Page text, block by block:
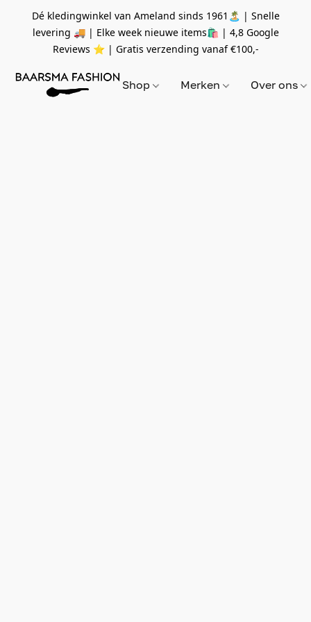
Dé kledingwinkel van Ameland sinds 1961🏝 | Snelle
levering 🚚 | Elke week nieuwe items🛍 | 4,8 Google
Reviews ⭐️ | Gratis verzending vanaf€100,-
Shop Merken Over ons